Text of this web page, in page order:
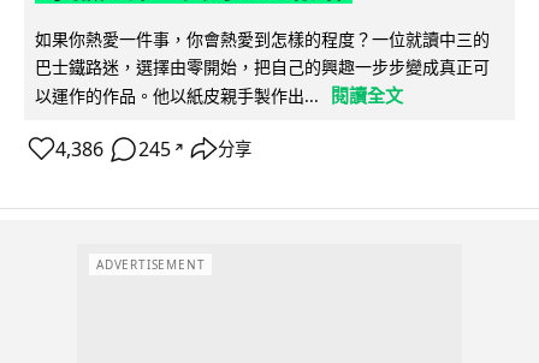
如果你熱愛一件事，你會熱愛到怎樣的程度？一位就讀中三的
巴士鐵路迷，選擇由零開始，把自己的興趣一步步變成真正可
以運作的作品。他以紙皮親手製作出...
閱讀全文
4,386 245 ↗ 分享
ADVERTISEMENT